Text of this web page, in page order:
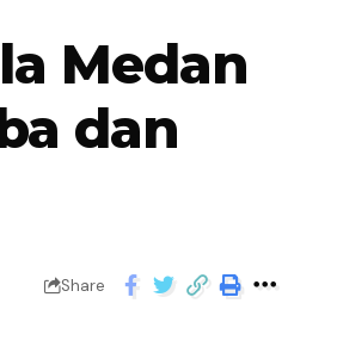
Medan
dan
Share